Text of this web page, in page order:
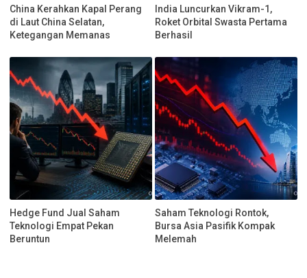
China Kerahkan Kapal Perang
di Laut China Selatan,
Ketegangan Memanas
India Luncurkan Vikram-1,
Roket Orbital Swasta Pertama
Berhasil
Hedge Fund Jual Saham
Teknologi Empat Pekan
Beruntun
Saham Teknologi Rontok,
Bursa Asia Pasifik Kompak
Melemah